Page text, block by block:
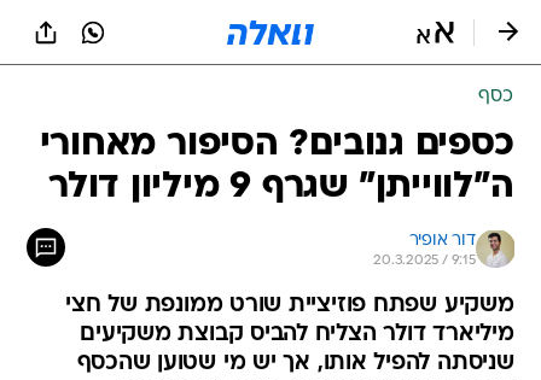
כסף
כספים גנובים? הסיפור מאחורי
ה"לווייתן" שגרף 9 מיליון דולר
דור אופיר
20.3.2025 / 9:15
משקיע שפתח פוזיציית שורט ממונפת של חצי
מיליארד דולר הצליח להביס קבוצת משקיעים
שניסתה להפיל אותו, אך יש מי שטוען שהכסף